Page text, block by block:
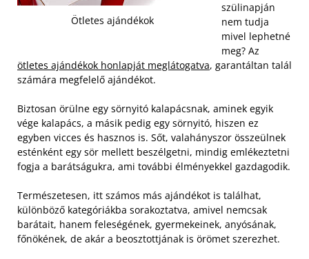
Ötletes ajándékok
szülinapján
nem tudja
mivel lephetné
meg? Az
ötletes ajándékok honlapját meglátogatva, garantáltan talál
számára megfelelő ajándékot.
Biztosan örülne egy sörnyitó kalapácsnak, aminek egyik
vége kalapács, a másik pedig egy sörnyitó, hiszen ez
egyben vicces és hasznos is. Sőt, valahányszor összeülnek
esténként egy sör mellett beszélgetni, mindig emlékeztetni
fogja a barátságukra, ami további élményekkel gazdagodik.
Természetesen, itt számos más ajándékot is találhat,
különböző kategóriákba sorakoztatva, amivel nemcsak
barátait, hanem feleségének, gyermekeinek, anyósának,
főnökének, de akár a beosztottjának is örömet szerezhet.